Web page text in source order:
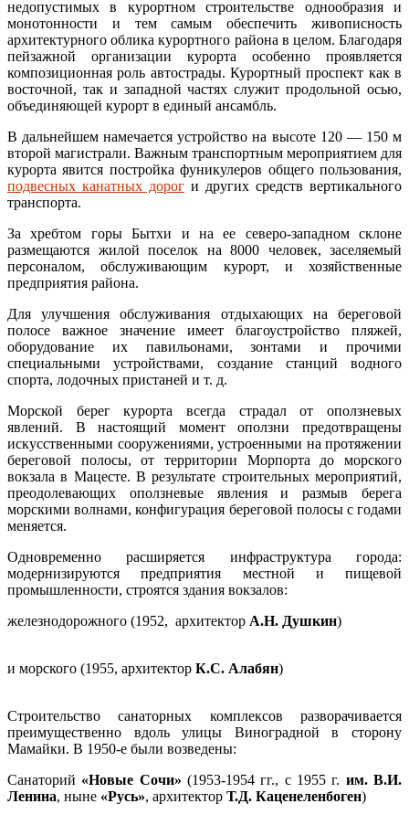
недопустимых в курортном строительстве однообразия и
монотонности и тем самым обеспечить живописность
архитектурного облика курортного района в целом. Благодаря
пейзажной организации курорта особенно проявляется
композиционная роль автострады. Курортный проспект как в
восточной, так и западной частях служит продольной осью,
объединяющей курорт в единый ансамбль.
В дальнейшем намечается устройство на высоте 120 — 150 м
второй магистрали. Важным транспортным мероприятием для
курорта явится постройка фуникулеров общего пользования,
подвесных канатных дорог и других средств вертикального
транспорта.
За хребтом горы Бытхи и на ее северо-западном склоне
размещаются жилой поселок на 8000 человек, заселяемый
персоналом, обслуживающим курорт, и хозяйственные
предприятия района.
Для улучшения обслуживания отдыхающих на береговой
полосе важное значение имеет благоустройство пляжей,
оборудование их павильонами, зонтами и прочими
специальными устройствами, создание станций водного
спорта, лодочных пристаней и т. д.
Морской берег курорта всегда страдал от оползневых
явлений. В настоящий момент оползни предотвращены
искусственными сооружениями, устроенными на протяжении
береговой полосы, от территории Морпорта до морского
вокзала в Мацесте. В результате строительных мероприятий,
преодолевающих оползневые явления и размыв берега
морскими волнами, конфигурация береговой полосы с годами
меняется.
Одновременно расширяется инфраструктура города:
модернизируются предприятия местной и пищевой
промышленности, строятся здания вокзалов:
железнодорожного (1952, архитектор А.Н. Душкин)
и морского (1955, архитектор К.С. Алабян)
Строительство санаторных комплексов разворачивается
преимущественно вдоль улицы Виноградной в сторону
Мамайки. В 1950-е были возведены:
Санаторий «Новые Сочи» (1953-1954 гг., с 1955 г. им. В.И.
Ленина, ныне «Русь», архитектор Т.Д. Каценеленбоген)